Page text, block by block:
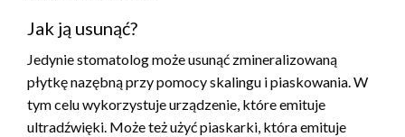
Jak ją usunąć?
Jedynie stomatolog może usunąć zmineralizowaną
płytkę nazębną przy pomocy skalingu i piaskowania. W
tym celu wykorzystuje urządzenie, które emituje
ultradźwięki. Może też użyć piaskarki, która emituje